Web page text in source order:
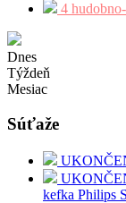
4
Dnes
Týždeň
Mesiac
Súťaže
kefka Philips